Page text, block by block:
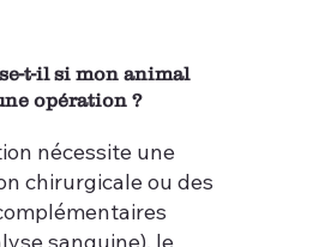
t-il si mon animal
opération ?
nécessite une
chirurgicale ou des